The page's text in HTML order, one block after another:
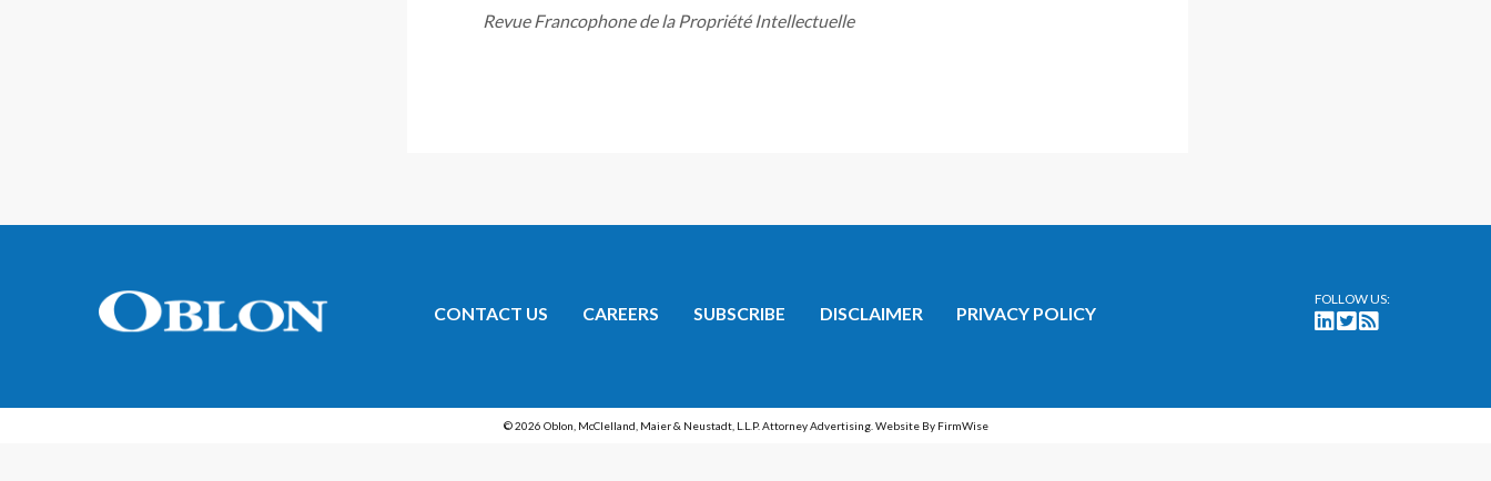
Revue Francophone de la Propriété Intellectuelle
CONTACT US CAREERS SUBSCRIBE DISCLAIMER PRIVACY POLICY
FOLLOW US:
©2026 Oblon, McClelland, Maier & Neustadt, L.L.P. Attorney Advertising. Website By FirmWise